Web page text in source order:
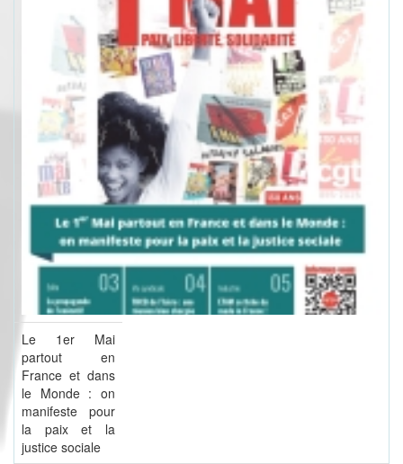
Le 1er Mai
partout en
France et dans
le Monde : on
manifeste pour
la paix et la
justice sociale